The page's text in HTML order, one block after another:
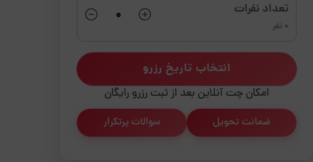
تعداد نفرات
0 نفر
انتخاب تاریخ رزرو
امکان چت آنلاین بعد از ثبت رزرو رایگان
ضمانت تحویل سوالات پرتکرار